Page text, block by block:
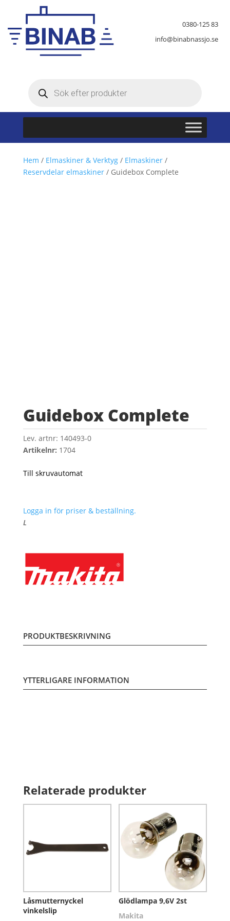
0380-125 83
info@binabnassjo.se
Hem / Elmaskiner & Verktyg/ Elmaskiner/
Reservdelar elmaskiner/ Guidebox Complete
Guidebox Complete
Lev. artnr: 140493-0
Artikelnr: 1704
Till skruvautomat
Logga in för priser & beställning.
L
PRODUKTBESKRIVNING
YTTERLIGARE INFORMATION
Relaterade produkter
Låsmutternyckel
vinkelslip
Glödlampa 9,6V 2st
Makita